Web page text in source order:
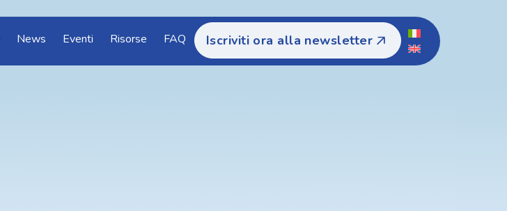
News Eventi Risorse FAQ Iscriviti ora alla newsletter